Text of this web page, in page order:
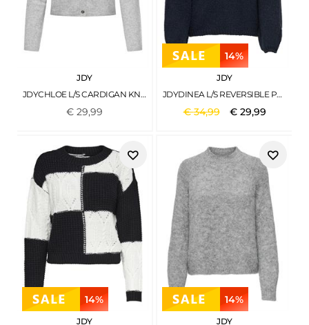
JDY
JDYCHLOE L/S CARDIGAN KNT NOOS LIGHT GREY MELANGE
€ 29,99
14%
JDY
JDYDINEA L/S REVERSIBLE PULLOV. KNT NOOS TOTAL ECLIPSE
€34,99 € 29,99
14%
JDY
14%
JDY